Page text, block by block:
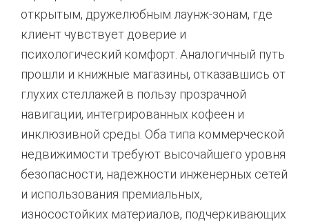
открытым, дружелюбным лаунж-зонам, где
клиент чувствует доверие и
психологический комфорт. Аналогичный путь
прошли и книжные магазины, отказавшись от
глухих стеллажей в пользу прозрачной
навигации, интегрированных кофеен и
инклюзивной среды. Оба типа коммерческой
недвижимости требуют высочайшего уровня
безопасности, надежности инженерных сетей
и использования премиальных,
износостойких материалов, подчеркивающих